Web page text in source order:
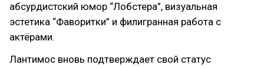
абсурдистский юмор “Лобстера”, визуальная
эстетика “Фаворитки” и филигранная работа с
актёрами.
Лантимос вновь подтверждает свой статус